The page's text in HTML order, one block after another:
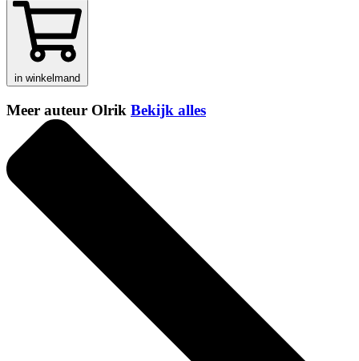
in winkelmand
Meer auteur Olrik Bekijk alles